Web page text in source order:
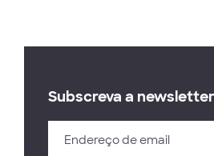
Subscreva a